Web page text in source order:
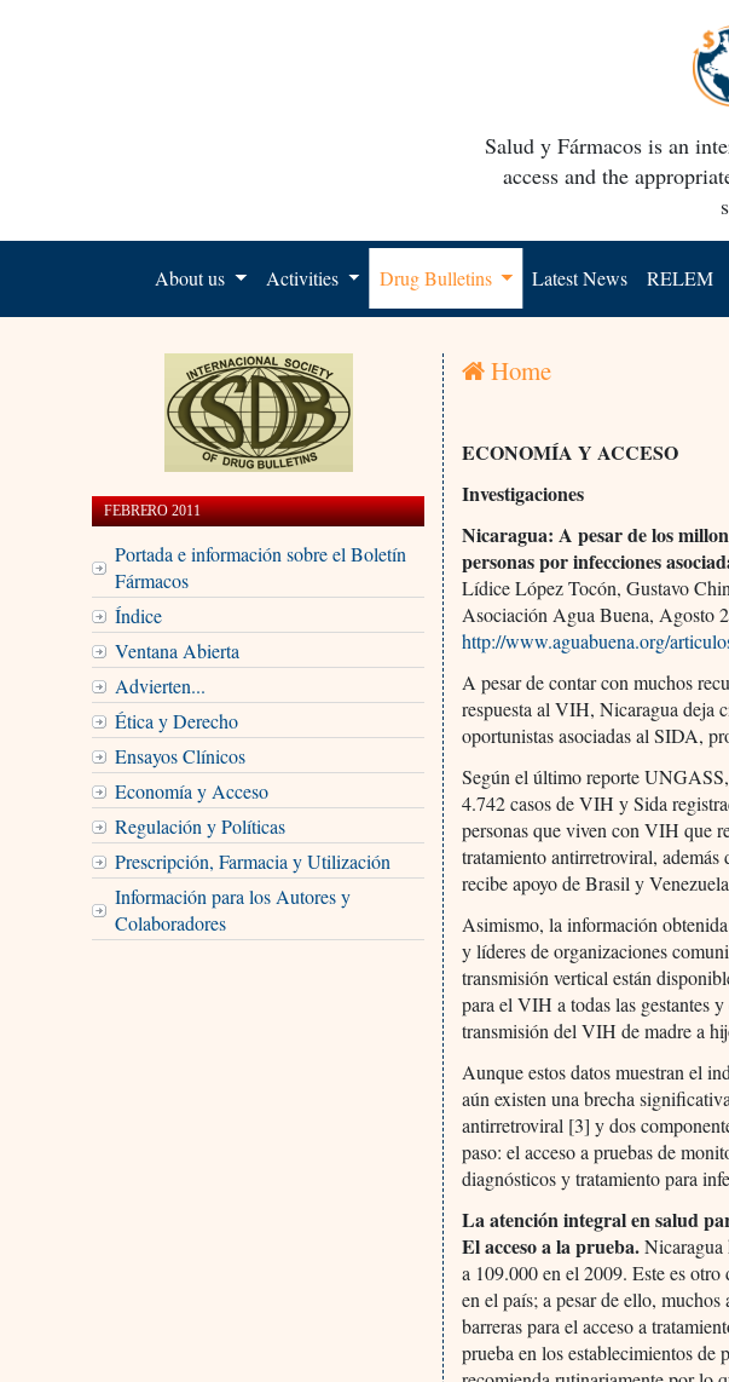
Salud y Fármacos is an
access and the
About us Activities Drug Bulletins Latest News RELEM
FEBRERO 2011
Portada e información sobre el Boletín
Fármacos
Índice
Ventana Abierta
Advierten...
Ética y Derecho
Ensayos Clínicos
Economía y Acceso
Regulación y Políticas
Prescripción, Farmacia y Utilización
Información para los Autores y
Colaboradores
Home
ECONOMÍA Y ACCESO
Investigaciones
Nicaragua: A pesar de los
personas por infecciones
Lídice López Tocón, Gustavo
Asociación Agua Buena, Agosto
http://www.aguabuena.org/
A pesar de contar con muchos
respuesta al VIH, Nicaragua deja
oportunistas asociadas al SIDA,
Según el último reporte
4.742 casos de VIH y Sida
personas que viven con VIH que
tratamiento antirretroviral,
recibe apoyo de Brasil y
Asimismo, la información
y líderes de organizaciones
transmisión vertical están
para el VIH a todas las gestantes
transmisión del VIH de madre a
Aunque estos datos muestran el
aún existen una brecha
antirretroviral [3] y dos
paso: el acceso a pruebas de
diagnósticos y tratamiento para
La atención integral en salud
El acceso a la prueba.Nicaragua
a 109.000 en el 2009. Este es
en el país; a pesar de ello,
barreras para el acceso a
prueba en los establecimientos